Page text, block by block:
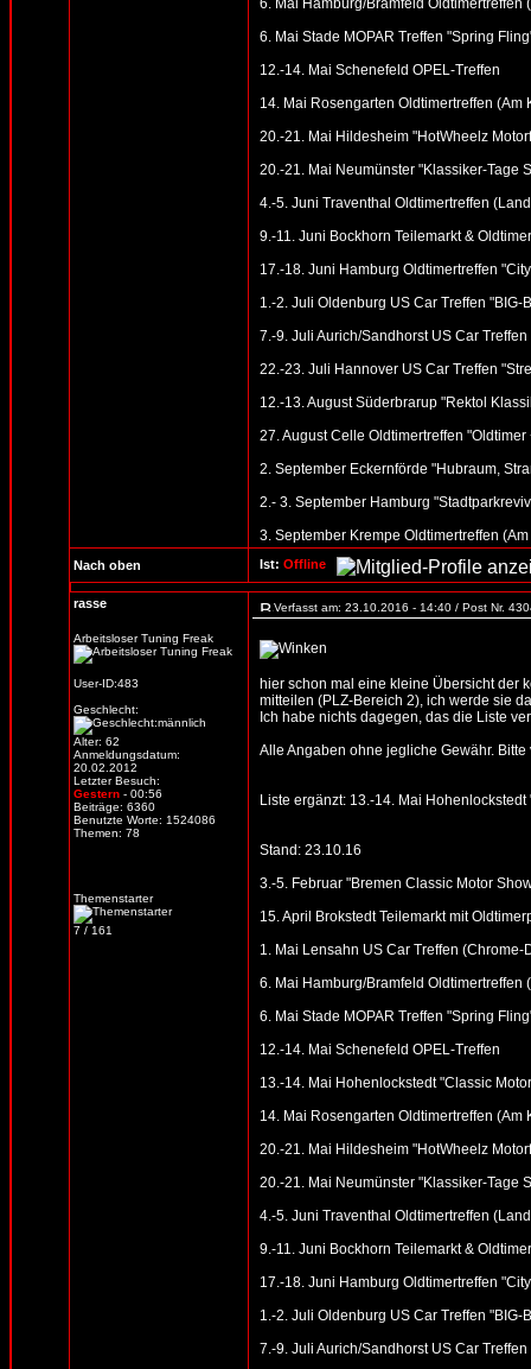
6. Mai Hamburg/Bramfeld Oldtimertreffen
6. Mai Stade MOPAR Treffen "Spring
12.-14. Mai Schenefeld OPEL-Treffen
14. Mai Rosengarten Oldtimertreffen (Am
20.-21. Mai Hildesheim "HotWheelz
20.-21. Mai Neumünster "Klassiker-Tage
4.-5. Juni Traventhal Oldtimertreffen
9.-11. Juni Bockhorn Teilemarkt &
17.-18. Juni Hamburg Oldtimertreffen
1.-2. Juli Oldenburg US Car Treffen
7.-9. Juli Aurich/Sandhorst US Car
22.-23. Juli Hannover US Car Treffen
12.-13. August Süderbrarup "Rektol
27. August Celle Oldtimertreffen "Oldtimer
2. September Eckernförde "Hubraum,
2.- 3. September Hamburg
3. September Krempe Oldtimertreffen
Nach oben Ist: Offline
rasse
Arbeitsloser Tuning Freak
User-ID:483
Geschlecht:
Alter: 62
Anmeldungsdatum:
20.02.2012
Letzter Besuch:
Gestern - 00:56
Beiträge: 6360
Benutzte Worte: 1524086
Themen: 78
Themenstarter
7 / 161
Verfasst am: 23.10.2016 - 14:40 / Post Nr.
hier schon mal eine kleine Übersicht der
mitteilen (PLZ-Bereich 2), ich werde sie
Ich habe nichts dagegen, das die Liste
Alle Angaben ohne jegliche Gewähr.
Liste ergänzt: 13.-14. Mai
Stand: 23.10.16
3.-5. Februar "Bremen Classic Motor
15. April Brokstedt Teilemarkt mit
1. Mai Lensahn US Car Treffen (Chrome-
6. Mai Hamburg/Bramfeld Oldtimertreffen
6. Mai Stade MOPAR Treffen "Spring
12.-14. Mai Schenefeld OPEL-Treffen
13.-14. Mai Hohenlockstedt "Classic
14. Mai Rosengarten Oldtimertreffen (Am
20.-21. Mai Hildesheim "HotWheelz
20.-21. Mai Neumünster "Klassiker-Tage
4.-5. Juni Traventhal Oldtimertreffen
9.-11. Juni Bockhorn Teilemarkt &
17.-18. Juni Hamburg Oldtimertreffen
1.-2. Juli Oldenburg US Car Treffen
7.-9. Juli Aurich/Sandhorst US Car